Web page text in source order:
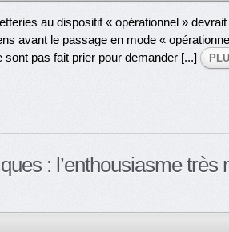
au dispositif « opérationnel »
avant le passage en mode «
pas fait prier pour demander [...]
: l’enthousiasme très